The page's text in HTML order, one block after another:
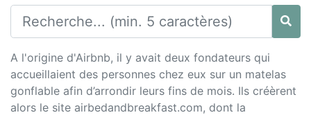
A l'origine d'Airbnb, il y avait deux fondateurs qui
accueillaient des personnes chez eux sur un matelas
gonflable afin d’arrondir leurs fins de mois. Ils créèrent
alors le site airbedandbreakfast.com, dont la